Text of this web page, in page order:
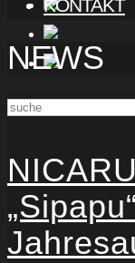
KONTAKT
NEWS